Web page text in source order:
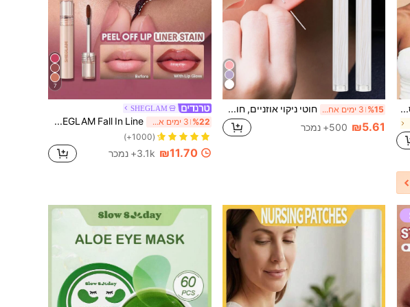
3/2/1 כובע שינה ממשי עם רצועה אלסטית רחבה ורכה לנשים, כיסוי שיער סאטן חלק בצבע אחיד, מגן שיער לילי נגד פריז, כובע טיפוח שיער יומיומי בסגנון קז'ואל נוח ומאוורר, אידיאלי לשיער מסולסל, ארוך ועבה %15 3 ימים אחרונים חוטי ניקוי אוזניים, חוט ניקוי אוזניים, 120 יחידות כלי ניקוי שעוות אוזניים מנייר ורוד לבית, סלון בית חדר שינה חדר אמבטיה עיצוב הבית, ציוד נסיעות, חתונה, מסיבה, יום הולדת, מתנות לגברים אמא אבא חברים, ראש השנה, אביזרים, מתנה מצחיקה, בית ספר, חזרה לבית הספר, טיולים, מוצרי נסיעות חיוניים, מוצרי בית חיוניים, מנקה אוזניים
₪5.61 500+ נמכר
7
SHEGLAM
%22 3 ימים אחרונים SHEGLAM Fall In Line עיפרון שפתיים עם צבע הניתן לקילוף-Mauvelous מותג יופי קוסמטיקה איפור לנשים ולנערות
(1000+)
₪11.70 3.1k+ נמכר